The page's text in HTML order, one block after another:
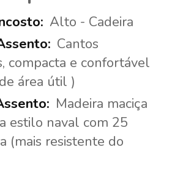
Alto - Cadeira
Cantos
compacta e confortável
área útil )
Madeira maciça
estilo naval com 25
(mais resistente do